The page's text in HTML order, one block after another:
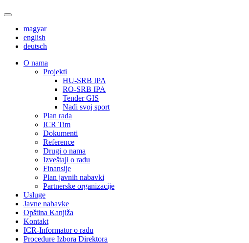
magyar
english
deutsch
О nama
Projekti
HU-SRB IPA
RO-SRB IPA
Tender GIS
Nađi svoj sport
Plan rada
ICR Tim
Dokumenti
Reference
Drugi o nama
Izveštaji o radu
Finansije
Plan javnih nabavki
Partnerske organizacije
Usluge
Javne nabavke
Opština Kanjiža
Kontakt
ICR-Informator o radu
Procedure Izbora Direktora